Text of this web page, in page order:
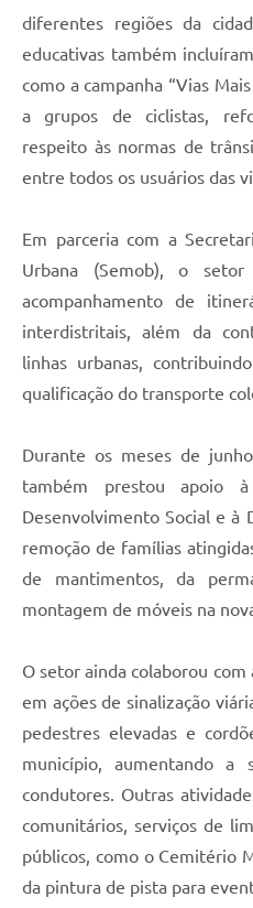
diferentes regiões da
educativas também
como a campanha “Vias
a grupos de ciclistas,
respeito às normas de
entre todos os usuários das
Em parceria com a
Urbana (Semob), o
acompanhamento de
interdistritais, além da
linhas urbanas,
qualificação do transporte
Durante os meses de
também prestou apoio
Desenvolvimento Social e à
remoção de famílias
de mantimentos, da
montagem de móveis na
O setor ainda colaborou
em ações de sinalização
pedestres elevadas e
município, aumentando a
condutores. Outras
comunitários, serviços de
públicos, como o Cemitério
da pintura de pista para